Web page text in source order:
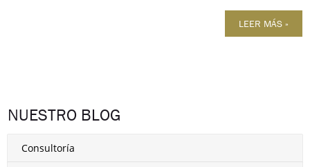
LEER MÁS »
NUESTRO BLOG
Consultoría